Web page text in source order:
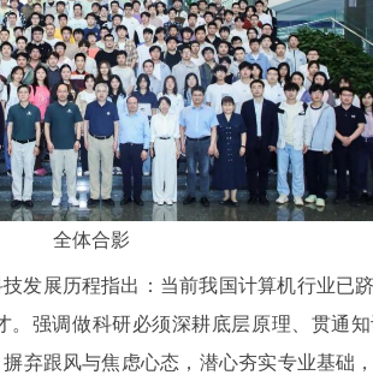
全体合影
发展历程指出：当前我国计算机行业已
强调做科研必须深耕底层原理、贯通
弃跟风与焦虑心态，潜心夯实专业基础